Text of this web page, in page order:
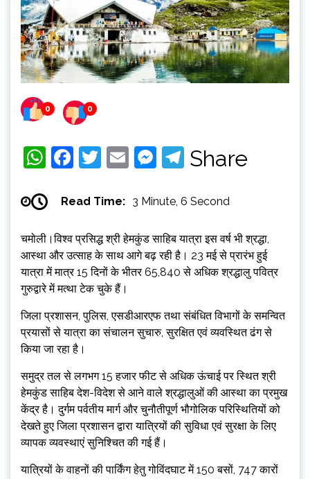
0 0
WhatsApp
Facebook
Twitter
EmailMessenger
Telegram
Share
Read Time: 3 Minute, 6 Second
चमोली।विश्व प्रसिद्ध श्री हेमकुंड साहिब यात्रा इस वर्ष भी श्रद्धा,
आस्था और उत्साह के साथ आगे बढ़ रही है। 23 मई से प्रारंभ हुई
यात्रा में मात्र 15 दिनों के भीतर 65,840 से अधिक श्रद्धालु पवित्र
गुरुद्वारे में मत्था टेक चुके हैं।
जिला प्रशासन, पुलिस, एसडीआरएफ तथा संबंधित विभागों के समन्वित
प्रयासों से यात्रा का संचालन सुचारु, सुरक्षित एवं व्यवस्थित ढंग से
किया जा रहा है।
समुद्र तल से लगभग 15 हजार फीट से अधिक ऊंचाई पर स्थित श्री
हेमकुंड साहिब देश-विदेश से आने वाले श्रद्धालुओं की आस्था का प्रमुख
केंद्र है। दुर्गम पर्वतीय मार्ग और चुनौतीपूर्ण भौगोलिक परिस्थितियों को
देखते हुए जिला प्रशासन द्वारा यात्रियों की सुविधा एवं सुरक्षा के लिए
व्यापक व्यवस्थाएं सुनिश्चित की गई हैं।
यात्रियों के वाहनों की पार्किंग हेतु गोविंदघाट में 150 बसों, 747 कारों